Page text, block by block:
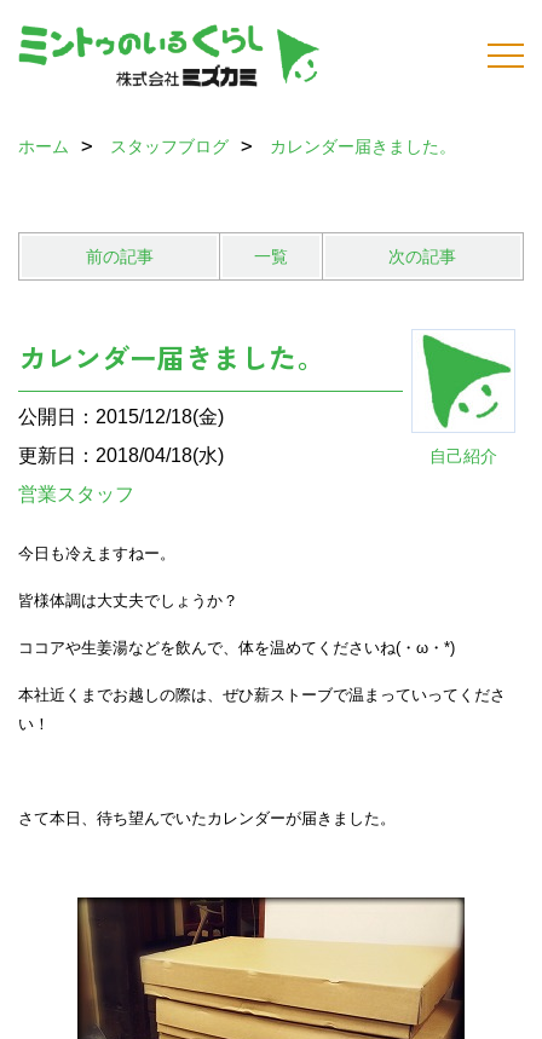
ホーム スタッフブログ カレンダー届きました。
前の記事 一覧 次の記事
自己紹介
カレンダー届きました。
公開日：2015/12/18(金)
更新日：2018/04/18(水)
営業スタッフ
今日も冷えますねー。
皆様体調は大丈夫でしょうか？
ココアや生姜湯などを飲んで、体を温めてくださいね(・ω・*)
本社近くまでお越しの際は、ぜひ薪ストーブで温まっていってくださ
い！
さて本日、待ち望んでいたカレンダーが届きました。